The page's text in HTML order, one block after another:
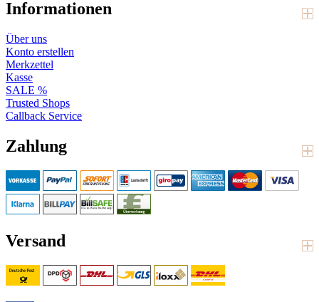
Informationen
Über uns
Konto erstellen
Merkzettel
Kasse
SALE %
Trusted Shops
Callback Service
Zahlung
Versand